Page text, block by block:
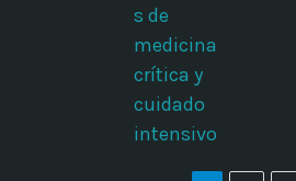
s de
medicina
crítica y
cuidado
intensivo